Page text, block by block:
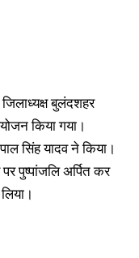
बुलंदशहर
किया गया।
सिंह यादव ने किया।
पुष्पांजलि अर्पित कर